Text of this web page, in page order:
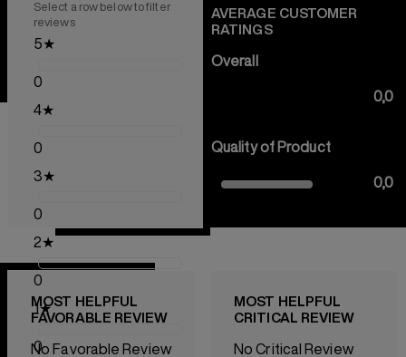
Select a row below to filter
reviews
5★
0
4★
0
3★
0
2★
0
1★
0
AVERAGE CUSTOMER
RATINGS
Overall
0,0
Quality of Product
0,0
MOST HELPFUL
FAVORABLE REVIEW
No Favorable Review
MOST HELPFUL
CRITICAL REVIEW
No Critical Review